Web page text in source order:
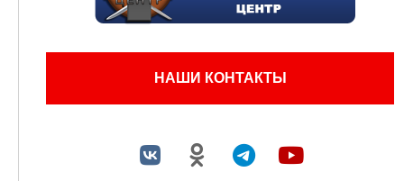
НАШИ КОНТАКТЫ